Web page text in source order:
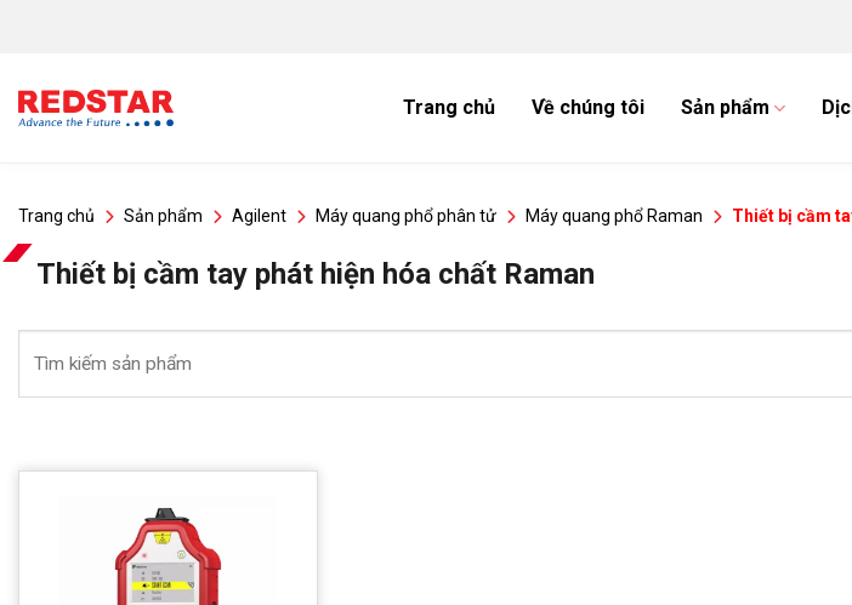
dung
Trang chủ Về chúng tôi Sản phẩm
Trang chủ Sản phẩm Agilent Máy quang phổ phân tử Máy quang phổ Raman Thiết bị cầm
Thiết bị cầm tay phát hiện hóa chất Raman
kiếm: